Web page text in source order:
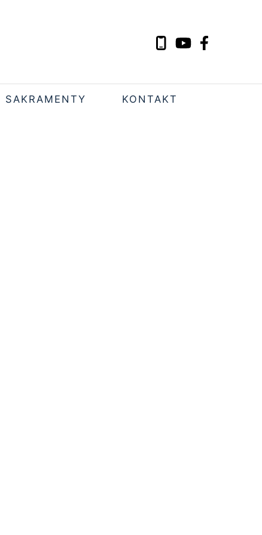
SAKRAMENTY KONTAKT